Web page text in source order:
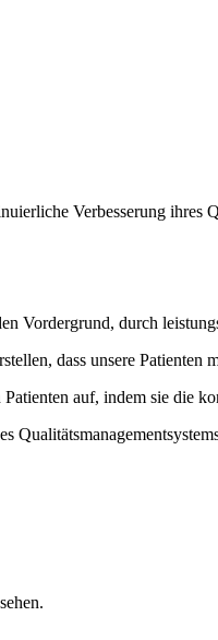
Verbesserung ihres
Vordergrund, durch
dass unsere
auf, indem sie die